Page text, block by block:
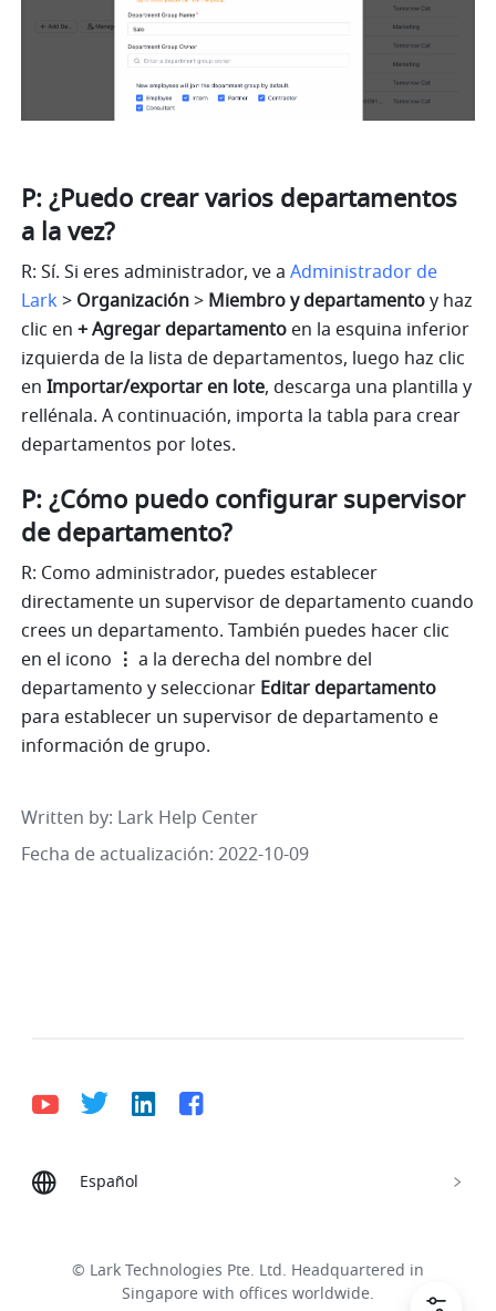
P: ¿Puedo crear varios departamentos
a la vez?
R: Sí. Si eres administrador, ve a Administrador de
Lark> Organización > Miembro y departamento y haz
clic en + Agregar departamento en la esquina inferior
izquierda de la lista de departamentos, luego haz clic
en Importar/exportar en lote, descarga una plantilla y
rellénala. A continuación, importa la tabla para crear
departamentos por lotes.
P: ¿Cómo puedo configurar supervisor
de departamento?
R: Como administrador, puedes establecer
directamente un supervisor de departamento cuando
crees un departamento. También puedes hacer clic
en el icono ⋮ a la derecha del nombre del
departamento y seleccionar Editar departamento
para establecer un supervisor de departamento e
información de grupo.
Written by: Lark Help Center
Fecha de actualización: 2022-10-09
Español
Tiếng Việt
ไทย 한국어 日本語
中文
© Lark Technologies Pte. Ltd. Headquartered in
Singapore with offices worldwide.